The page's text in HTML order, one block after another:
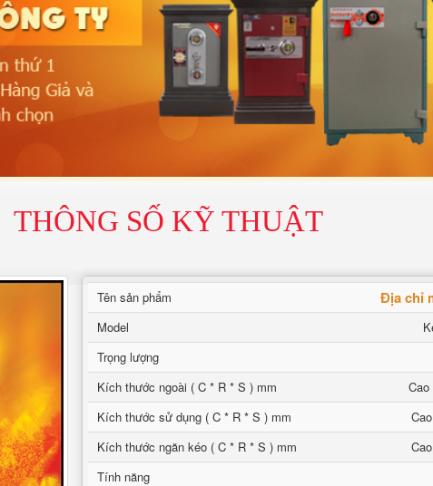
THÔNG SỐ KỸ THUẬT
Tên sản phẩm Địa chỉ
Model
Trọng lượng
Kích thước ngoài ( C * R * S ) mm
Cao
Kích thước sử dụng ( C * R * S ) mm
Kích thước ngăn kéo ( C * R * S ) mm
Tính năng